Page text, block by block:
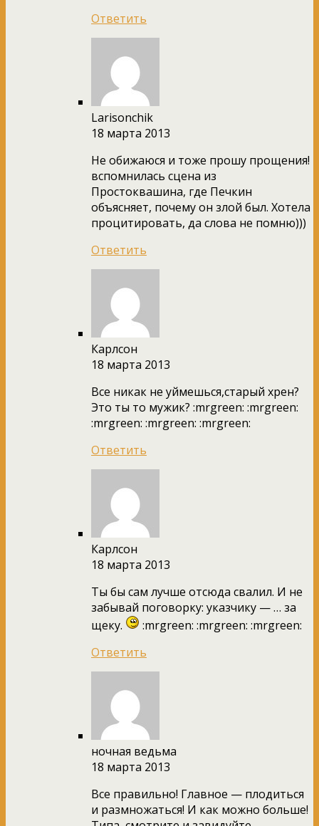
Ответить
Larisonchik
18 марта 2013
Не обижаюся и тоже прошу прощения!
вспомнилась сцена из
Простоквашина, где Печкин
объясняет, почему он злой был. Хотела
процитировать, да слова не помню)))
Ответить
Карлсон
18 марта 2013
Все никак не уймешься,старый хрен?
Это ты то мужик? :mrgreen: :mrgreen:
:mrgreen: :mrgreen: :mrgreen:
Ответить
Карлсон
18 марта 2013
Ты бы сам лучше отсюда свалил. И не
забывай поговорку: указчику — … за
щеку.
:mrgreen: :mrgreen: :mrgreen:
Ответить
ночная ведьма
18 марта 2013
Все правильно! Главное — плодиться
и размножаться! И как можно больше!